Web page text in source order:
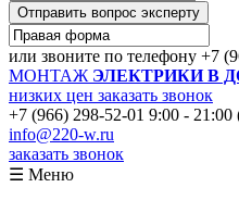
Отправить вопрос эксперту
или звоните по телефону +7
МОНТАЖ ЭЛЕКТРИКИ В
низких цен заказать звонок
+7 (966) 298-52-01 9:00 - 21:00
info@220-w.ru
заказать звонок
☰ Меню